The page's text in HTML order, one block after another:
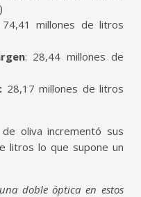
74,41 millones de litros
: 28,44 millones de
28,17 millones de litros
oliva incrementó sus
litros lo que supone un
doble óptica en estos